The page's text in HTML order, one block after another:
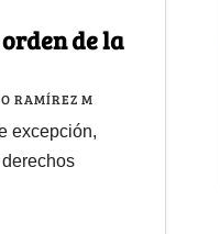
de la
RAMÍREZ M
excepción,